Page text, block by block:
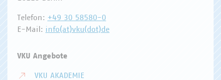
Telefon: +49 30 58580-0
E-Mail: info(at)vku(dot)de
VKU Angebote
VKU AKADEMIE